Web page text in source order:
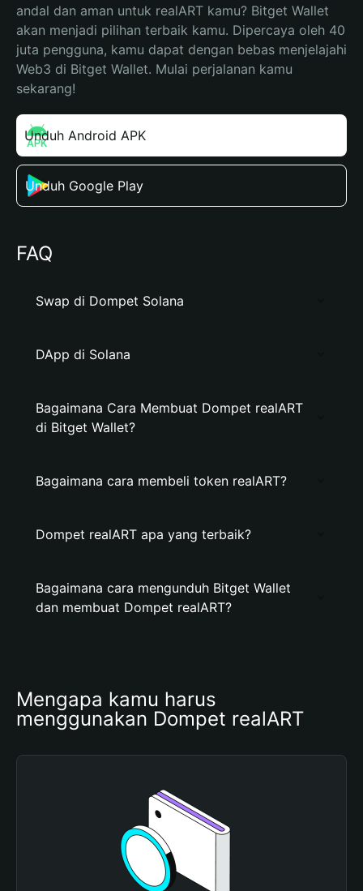
andal dan aman untuk realART kamu? Bitget Wallet
akan menjadi pilihan terbaik kamu. Dipercaya oleh 40
juta pengguna, kamu dapat dengan bebas menjelajahi
Web3 di Bitget Wallet. Mulai perjalanan kamu
sekarang!
Unduh Android APK
Unduh Google Play
FAQ
Swap di Dompet Solana
DApp di Solana
Bagaimana Cara Membuat Dompet realART
di Bitget Wallet?
Bagaimana cara membeli token realART?
Dompet realART apa yang terbaik?
Bagaimana cara mengunduh Bitget Wallet
dan membuat Dompet realART?
Mengapa kamu harus
menggunakan Dompet realART